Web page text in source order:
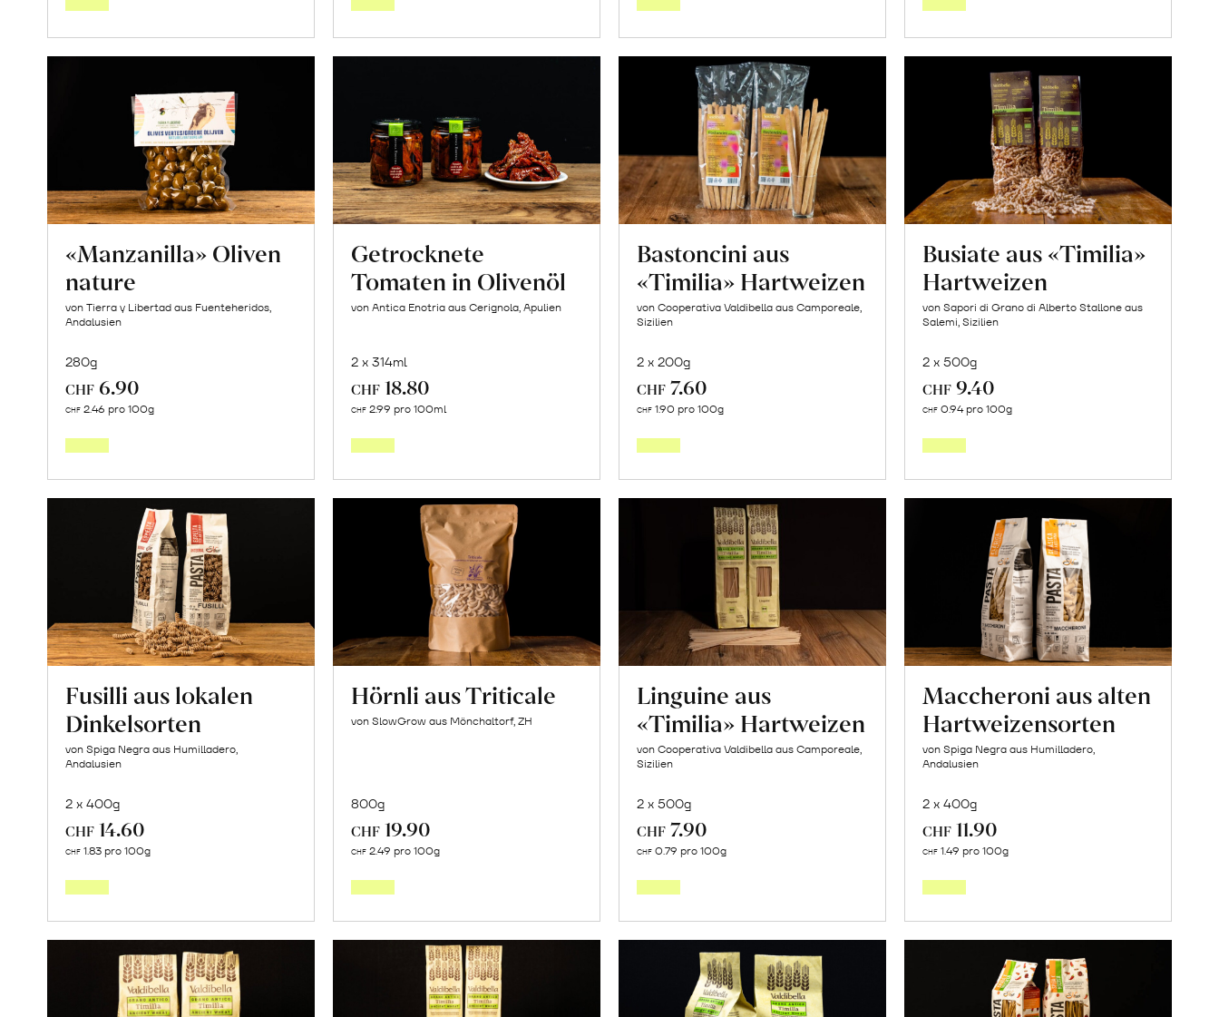
Frische
Mango
«Osteen»
erfahren
«Manzanilla» Oliven
nature
von Tierra y Libertad aus Fuenteheridos,
Andalusien
280g
CHF 6.90
CHF 2.46 pro 100g
Getrocknete
Tomaten in Olivenöl
von Antica Enotria aus Cerignola, Apulien
2 x 314ml
CHF 18.80
CHF 2.99 pro 100ml
Bastoncini aus
«Timilia» Hartweizen
von Cooperativa Valdibella aus Camporeale,
Sizilien
2 x 200g
CHF 7.60
CHF 1.90 pro 100g
Busiate aus «Timilia»
Hartweizen
von Sapori di Grano di Alberto Stallone aus
Salemi, Sizilien
2 x 500g
CHF 9.40
CHF 0.94 pro 100g
Fusilli aus lokalen
Dinkelsorten
von Spiga Negra aus Humilladero,
Andalusien
2 x 400g
CHF 14.60
CHF 1.83 pro 100g
Hörnli aus Triticale
von SlowGrow aus Mönchaltorf, ZH
800g
CHF 19.90
CHF 2.49 pro 100g
Linguine aus
«Timilia» Hartweizen
von Cooperativa Valdibella aus Camporeale,
Sizilien
2 x 500g
CHF 7.90
CHF 0.79 pro 100g
Maccheroni aus alten
Hartweizensorten
von Spiga Negra aus Humilladero,
Andalusien
2 x 400g
CHF 11.90
CHF 1.49 pro 100g